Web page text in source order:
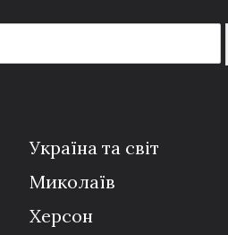
Україна та світ
Миколаїв
Херсон